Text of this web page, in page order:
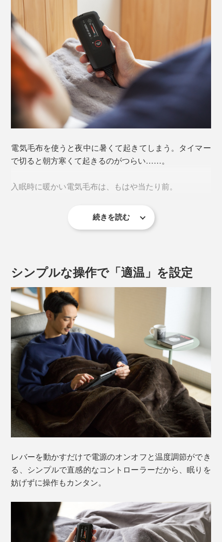
電気毛布を使うと夜中に暑くて起きてしまう。タイマー
で切ると朝方寒くて起きるのがつらい……。
入眠時に暖かい電気毛布は、もはや当たり前。
これからの電気毛布は、入眠から目覚めまでの快適な寝
感動するはず。
私たちの体は、暖かい布団に入ると表面体温が上がって
の結果、寝ている間に深部体温が下がり、深いノンレム
睡眠に入っていくと言われています。
そして朝方、目覚めに向かって体温は上昇し、動き出す
ためのエンジンを温めるのだそうです。
続きを読む
シンプルな操作で「適温」を設定
レバーを動かすだけで電源のオンオフと温度調節ができ
る、シンプルで直感的なコントローラーだから、眠りを
妨げずに操作もカンタン。